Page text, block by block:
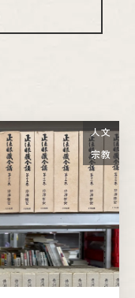
人文
宗教